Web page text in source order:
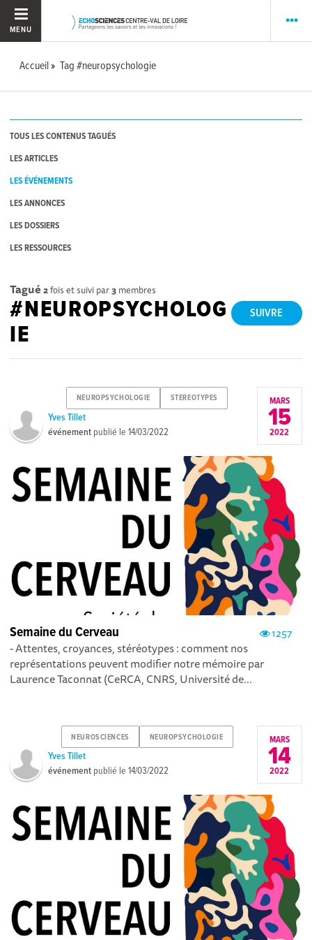
MENU
Accueil Tag #neuropsychologie
TOUS LES CONTENUS TAGUÉS
LES ARTICLES
LES ÉVÉNEMENTS
LES ANNONCES
LES DOSSIERS
LES RESSOURCES
Tagué 2fois et suivi par3 membres
SUIVRE
#NEUROPSYCHOLOG
IE
NEUROPSYCHOLOGIE STEREOTYPES
Yves Tillet
événement publié le14/03/2022
MARS
15
2022
1257
Semaine du Cerveau
- Attentes, croyances, stéréotypes : comment nos
représentations peuvent modifier notre mémoire par
Laurence Taconnat (CeRCA, CNRS, Université de...
NEUROSCIENCES NEUROPSYCHOLOGIE
Yves Tillet
événement publié le14/03/2022
MARS
14
2022